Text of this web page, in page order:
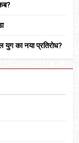
युग का नया प्रतिरोध?